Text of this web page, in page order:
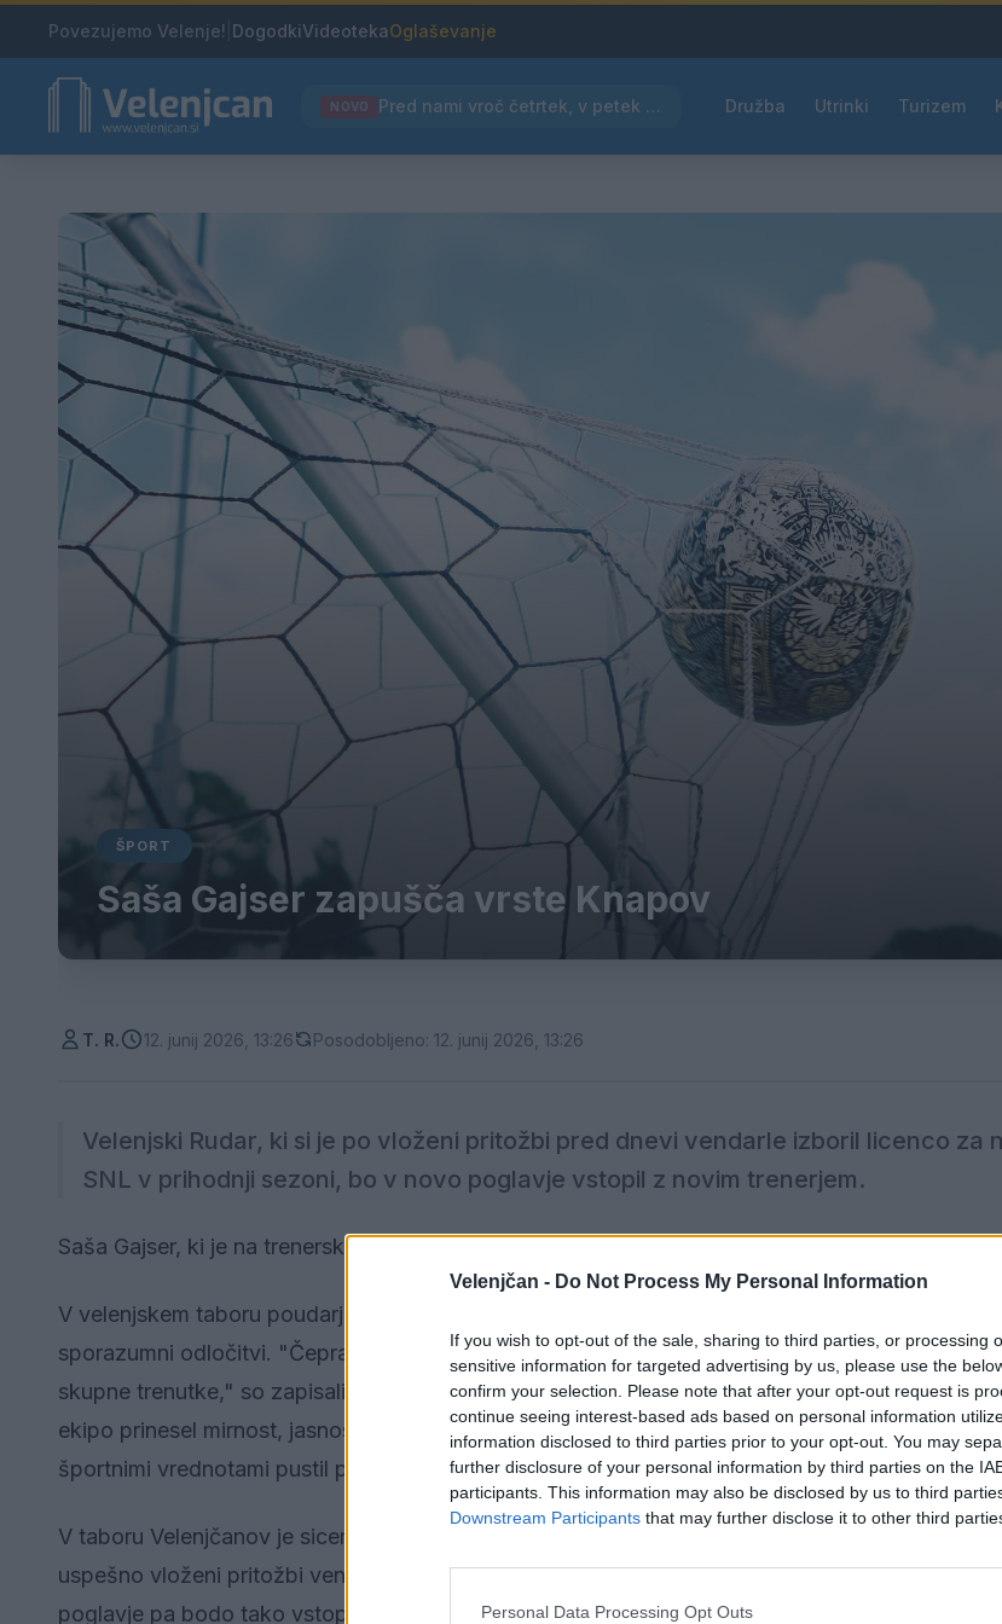
Velenjčan - Do Not Process My Personal Information
If you wish to opt-out of the sale, sharing to third parties, or processing
sensitive information for targeted advertising by us, please use the
confirm your selection. Please note that after your opt-out request is
continue seeing interest-based ads based on personal information
information disclosed to third parties prior to your opt-out. You may
further disclosure of your personal information by third parties on the
participants. This information may also be disclosed by us to third
Downstream Participants that may further disclose it to other third
Personal Data Processing Opt Outs
Povezujemo Velenje! DogodkiVideotekaOglaševanje
NOVO Pred nami vroč četrtek, v petek osvežitev Družba Utrinki Turizem
ŠPORT
Saša Gajser zapušča vrste Knapov
T. R. 12. junij 2026, 13:26 Posodobljeno: 12. junij 2026, 13:26
Velenjski Rudar, ki si je po vloženi pritožbi pred dnevi vendarle izboril licenco za
SNL v prihodnji sezoni, bo v novo poglavje vstopil z novim trenerjem.
Saša Gajser, ki je na trenerski stolček članske ekipe Rudarja sedel marca lani, zapušča Šaleško
V velenjskem taboru poudarjajo, da se sodelovanje z nekdanjim reprezentantom zaključuje po
sporazumni odločitvi. "Čeprav se naše poti nadaljujejo ločeno, ostaja spoštovanje in iskrena
skupne trenutke," so zapisali na družbenem omrežju kluba. "Saša je svojim znanjem in
ekipo prinesel mirnost, jasnost in profesionalnost ter s svojim pristopom, pozitivno energijo,
športnimi vrednotami pustil pomemben pečat v našem klubu," so še poudarili.
V taboru Velenjčanov je sicer že nekaj tednov izjemno pestro. Po zavrnitvi licence na prvi
uspešno vloženi pritožbi vendarle uspeli izboriti licenco za nastopanje v 2. SNL v prihodnji
poglavje pa bodo tako vstopili z novim trenerjem, ki (vsaj v javnosti) zaenkrat še ni znan.